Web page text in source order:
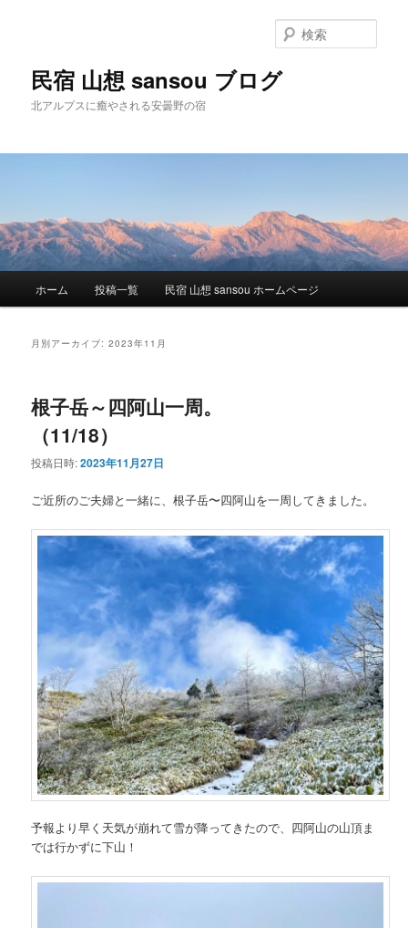
民宿 山想 sansou ブログ
北アルプスに癒やされる安曇野の宿
索
メ
コ
ン
ン
移
動
サ
ン
テ
ツ
動
ホーム 投稿一覧 民宿 山想 sansou ホームページ
月別アーカイブ:2023年11月
根子岳～四阿山一周。
（11/18）
投稿日時:2023年11月27日
ご近所のご夫婦と一緒に、根子岳〜四阿山を一周してきました。
予報より早く天気が崩れて雪が降ってきたので、四阿山の山頂ま
では行かずに下山！